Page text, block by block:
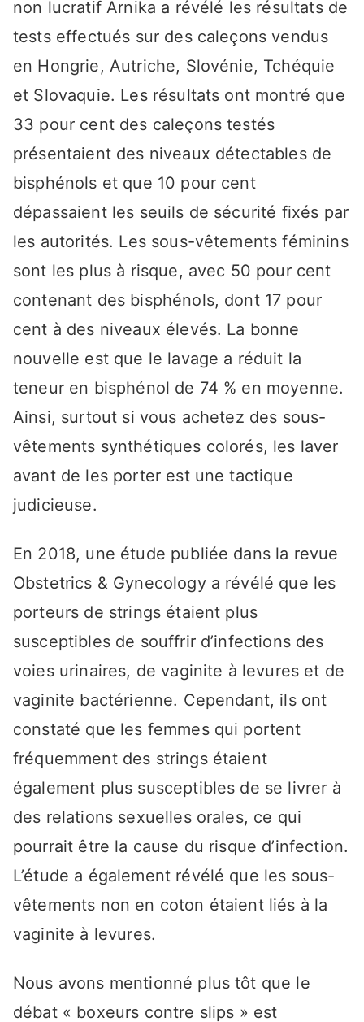
non lucratif Arnika a révélé les résultats de
tests effectués sur des caleçons vendus
en Hongrie, Autriche, Slovénie, Tchéquie
et Slovaquie. Les résultats ont montré que
33 pour cent des caleçons testés
présentaient des niveaux détectables de
bisphénols et que 10 pour cent
dépassaient les seuils de sécurité fixés par
les autorités. Les sous-vêtements féminins
sont les plus à risque, avec 50 pour cent
contenant des bisphénols, dont 17 pour
cent à des niveaux élevés. La bonne
nouvelle est que le lavage a réduit la
teneur en bisphénol de 74 % en moyenne.
Ainsi, surtout si vous achetez des sous-
vêtements synthétiques colorés, les laver
avant de les porter est une tactique
judicieuse.
En 2018, une étude publiée dans la revue
Obstetrics & Gynecology a révélé que les
porteurs de strings étaient plus
susceptibles de souffrir d’infections des
voies urinaires, de vaginite à levures et de
vaginite bactérienne. Cependant, ils ont
constaté que les femmes qui portent
fréquemment des strings étaient
également plus susceptibles de se livrer à
des relations sexuelles orales, ce qui
pourrait être la cause du risque d’infection.
L’étude a également révélé que les sous-
vêtements non en coton étaient liés à la
vaginite à levures.
Nous avons mentionné plus tôt que le
débat « boxeurs contre slips » est